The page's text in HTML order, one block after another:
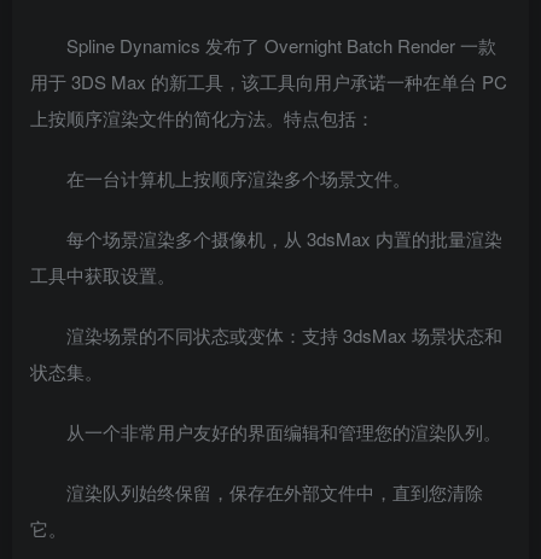
Spline Dynamics 发布了 Overnight Batch Render 一款
用于 3DS Max 的新工具，该工具向用户承诺一种在单台 PC
上按顺序渲染文件的简化方法。特点包括：
在一台计算机上按顺序渲染多个场景文件。
每个场景渲染多个摄像机，从 3dsMax 内置的批量渲染
工具中获取设置。
渲染场景的不同状态或变体：支持 3dsMax 场景状态和
状态集。
从一个非常用户友好的界面编辑和管理您的渲染队列。
渲染队列始终保留，保存在外部文件中，直到您清除
它。